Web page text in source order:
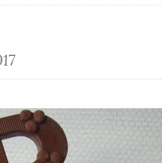
Gepimpte chocoladeletters